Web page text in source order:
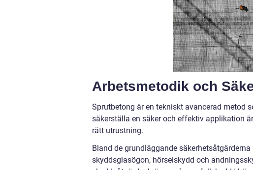
Arbetsmetodik och
Sprutbetong är en tekniskt avancerad metod
säkerställa en säker och effektiv applikation
rätt utrustning.
Bland de grundläggande
skyddsglasögon, hörselskydd och